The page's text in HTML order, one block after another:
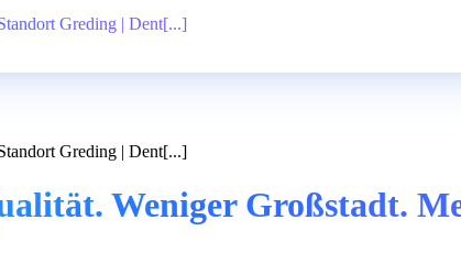
Greding | Dent[...]
Greding | Dent[...]
Weniger Großstadt.